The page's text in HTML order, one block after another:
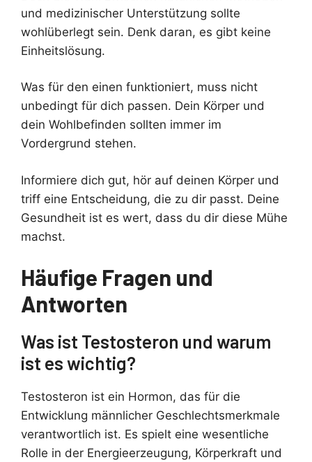
und medizinischer Unterstützung sollte
wohlüberlegt sein. Denk daran, es gibt keine
Einheitslösung.
Was für den einen funktioniert, muss nicht
unbedingt für dich passen. Dein Körper und
dein Wohlbefinden sollten immer im
Vordergrund stehen.
Informiere dich gut, hör auf deinen Körper und
triff eine Entscheidung, die zu dir passt. Deine
Gesundheit ist es wert, dass du dir diese Mühe
machst.
Häufige Fragen und
Antworten
Was ist Testosteron und warum
ist es wichtig?
Testosteron ist ein Hormon, das für die
Entwicklung männlicher Geschlechtsmerkmale
verantwortlich ist. Es spielt eine wesentliche
Rolle in der Energieerzeugung, Körperkraft und